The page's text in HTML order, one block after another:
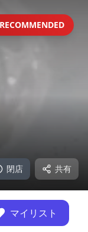
閉店 共有
マイリスト